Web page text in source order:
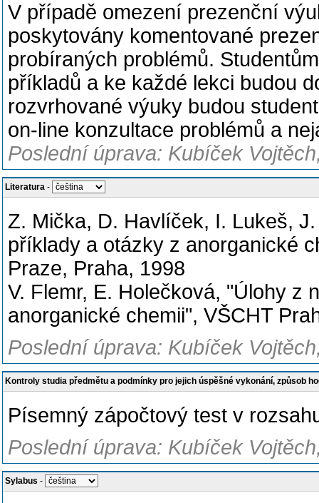
V případě omezení prezenční
poskytovány komentované
probíraných problémů.
příkladů a ke každé lekci budou
rozvrhované výuky budou
on-line konzultace problémů a
Poslední úprava: Kubíček
Literatura -
Z. Mička, D. Havlíček, I. Lukeš,
příklady a otázky z anorganické
Praze, Praha, 1998
V. Flemr, E. Holečková, "Úlohy z
anorganické chemii", VŠCHT
Poslední úprava: Kubíček
Kontroly studia předmětu a podmínky pro jejich úspěšné vykonání, způsob
Písemný zápočtový test v
Poslední úprava: Kubíček
Sylabus -